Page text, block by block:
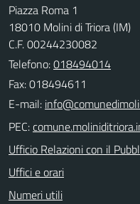
Piazza Roma 1
18010 Molini di Triora (IM)
C.F. 00244230082
Telefono:018494014
Fax: 018494611
E-mail:
PEC:
Ufficio Relazioni con il
Uffici e orari
Numeri utili